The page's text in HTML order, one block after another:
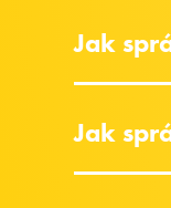
Jak
Jak